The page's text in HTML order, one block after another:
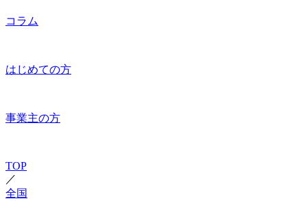
コラム
はじめての方
事業主の方
TOP
／
全国